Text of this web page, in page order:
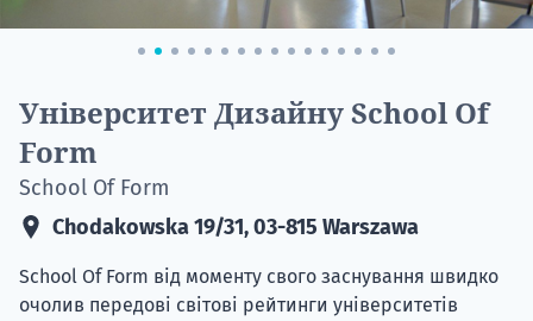
Університет Дизайну School Of
Form
School Of Form
Chodakowska 19/31, 03-815 Warszawa
School Of Form від моменту свого заснування швидко
очолив передові світові рейтинги університетів
НАБІР